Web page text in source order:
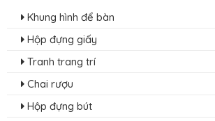
Khung hình để bàn
Hộp đựng giấy
Tranh trang trí
Chai rượu
Hộp đựng bút